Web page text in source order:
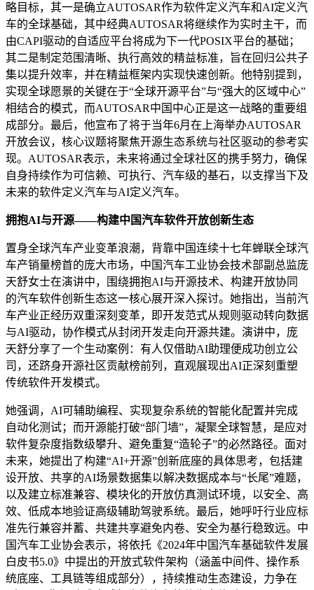
略目标，其一是确立AUTOSAR作为软件定义汽车和AI定义汽
车的全球基础，其中经典AUTOSAR将继续作为实时主干，而
由CAPI驱动的自适应平台将成为下一代POSIX平台的基础；
其二是制定范围清晰、执行高效的精益标准，旨在回归公共子
集以提升效率，并在精益框架内实现快速创新。他特别提到，
实现全球愿景的关键在于“全球开源平台”与“强大的区域中心”
相结合的模式，而AUTOSAR中国中心正是这一战略的重要组
成部分。最后，他宣布了将于当年6月在上海举办AUTOSAR
开放会议，核心议题将聚焦开源生态系统与社区驱动的参考实
现。AUTOSAR表示，未来将通过全球社区的携手努力，确保
自身持续作为可信赖、可执行、汽车级的基石，以支撑当下及
未来的软件定义汽车与AI定义汽车。
拥抱AI与开源——构建中国汽车软件开放创新生态
置身全球汽车产业变革浪潮，背靠中国连续十七年蝉联全球汽
车产销量榜首的庞大市场，中国汽车工业协会技术部副总监庞
天舒女士在演讲中，围绕拥抱AI与开源技术、构建开放协同
的汽车软件创新生态这一核心展开深入探讨。她指出，当前汽
车产业正经历双重深刻变革，即开发范式从规则驱动转向数据
与AI驱动，协作模式从封闭开发走向开源共建。演讲中，庞
天舒分享了一个生动案例：有人仅借助AI助理便成功创立公
司，还跻身开源社区贡献榜前列，直观展现出AI正深刻重塑
传统软件开发模式。
她强调，AI可辅助编程、实现复杂系统的智能化配置并完成
自动化测试；而开源能打破“部门墙”，凝聚全球智慧，是应对
软件复杂度指数级攀升、避免重复“造轮子”的必然路径。面对
未来，她提出了构建“AI+开源”创新底座的具体思考，包括建
设开放、共享的AI场景数据集以解决数据成本与“长尾”难题，
以及建立标准兼容、模块化的开放仿真测试环境，以安全、高
效、低成本地验证高级辅助驾驶系统。最后，她呼吁行业应标
准先行兼容并蓄、共建共享避免内卷、安全为基行稳致远。中
国汽车工业协会表示，将依托《2024年中国汽车基础软件发展
白皮书5.0》中提出的开放式软件架构（涵盖中间件、操作系
统底座、工具链等组成部分），持续推动生态建设，力争在